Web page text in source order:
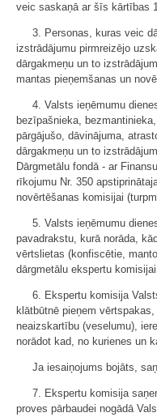
veic saskaņā ar šīs kārtības
3. Personas, kuras veic
izstrādājumu pirmreizējo
dārgakmeņu un to
mantas pieņemšanas un
4. Valsts ieņēmumu
bezīpašnieka,
pārgājušo, dāvinājuma,
dārgakmeņu un to
Dārgmetālu fondā - ar
rīkojumu Nr. 350
novērtēšanas komisijai
5. Valsts ieņēmumu
pavadrakstu, kurā norāda,
vērtslietas (konfiscētie,
dārgmetālu ekspertu
6. Ekspertu komisija
klātbūtnē pieņem
neaizskartību (veselumu),
norādot kad, no kurienes un
Ja iesaiņojums bojāts,
7. Ekspertu komisija
proves pārbaudei nogādā